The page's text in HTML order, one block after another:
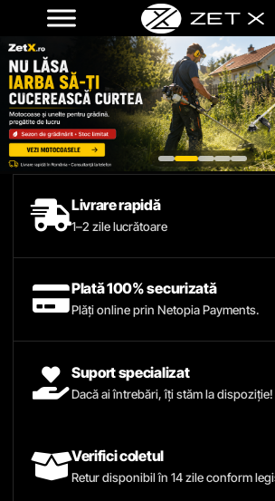
Livrare rapidă
1–2 zile lucrătoare
Plată 100% securizată
Plăți online prin Netopia Payments.
Suport specializat
Dacă ai întrebări, îți stăm la dispoziție!
Verifici coletul
Retur disponibil în 14 zile conform